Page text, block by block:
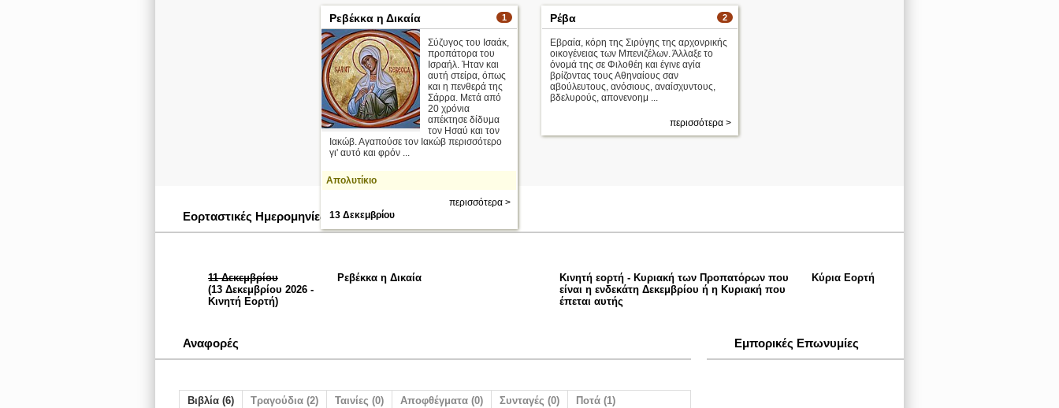
1
Ρεβέκκα η Δικαία
Σύζυγος του Ισαάκ,
προπάτορα του
Ισραήλ. Ήταν και
αυτή στείρα, όπως
και η πενθερά της
Σάρρα. Μετά από
20 χρόνια
απέκτησε δίδυμα
τον Ησαύ και τον
Ιακώβ. Αγαπούσε τον Ιακώβ περισσότερο
γι' αυτό και φρόν ...
Απολυτίκιο
περισσότερα >
13 Δεκεμβρίου
2
Ρέβα
Εβραία, κόρη της Σιρύγης της αρχονρικής
οικογένειας των Μπενιζέλων. Άλλαξε το
όνομά της σε Φιλοθέη και έγινε αγία
βρίζοντας τους Αθηναίους σαν
αβούλευτους, ανόσιους, αναίσχυντους,
βδελυρούς, απονενοημ ...
περισσότερα >
Εορταστικές Ημερομηνίες
11 Δεκεμβρίου
(13 Δεκεμβρίου 2026 -
Κινητή Εορτή)
Ρεβέκκα η Δικαία
Κινητή εορτή - Κυριακή των Προπατόρων που
είναι η ενδεκάτη Δεκεμβρίου ή η Κυριακή που
έπεται αυτής
Κύρια Εορτή
Εμπορικές Επωνυμίες
Αναφορές
Βιβλία (6) Τραγούδια (2) Ταινίες (0) Αποφθέγματα (0) Συνταγές (0) Ποτά (1)